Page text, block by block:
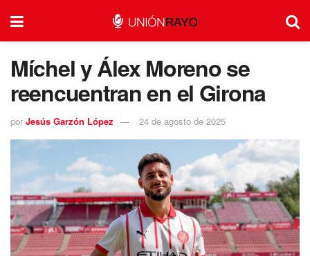
Míchel y Álex Moreno se
reencuentran en el Girona
por Jesús Garzón López 24 de agosto de 2025